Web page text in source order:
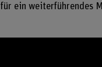
ein weiterführendes